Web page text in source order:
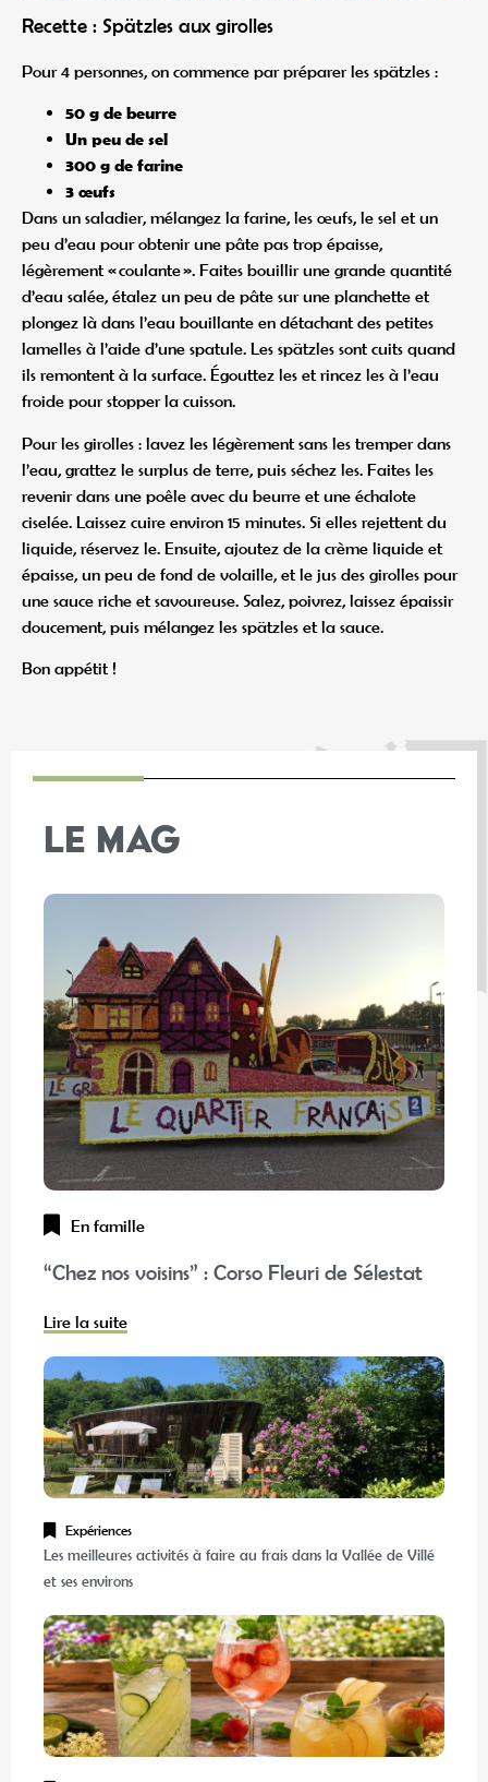
Recette : Spätzles aux girolles
Pour 4 personnes, on commence par préparer les spätzles :
50 g de beurre
Un peu de sel
300 g de farine
3 œufs
Dans un saladier, mélangez la farine, les œufs, le sel et un
peu d’eau pour obtenir une pâte pas trop épaisse,
légèrement « coulante ». Faites bouillir une grande quantité
d’eau salée, étalez un peu de pâte sur une planchette et
plongez là dans l’eau bouillante en détachant des petites
lamelles à l’aide d’une spatule. Les spätzles sont cuits quand
ils remontent à la surface. Égouttez les et rincez les à l’eau
froide pour stopper la cuisson.
Pour les girolles : lavez les légèrement sans les tremper dans
l’eau, grattez le surplus de terre, puis séchez les. Faites les
revenir dans une poêle avec du beurre et une échalote
ciselée. Laissez cuire environ 15 minutes. Si elles rejettent du
liquide, réservez le. Ensuite, ajoutez de la crème liquide et
épaisse, un peu de fond de volaille, et le jus des girolles pour
une sauce riche et savoureuse. Salez, poivrez, laissez épaissir
doucement, puis mélangez les spätzles et la sauce.
Bon appétit !
LE MAG
En famille
“Chez nos voisins” : Corso Fleuri de Sélestat
Lire la suite
Expériences
Les meilleures activités à faire au frais dans la Vallée de Villé
et ses environs